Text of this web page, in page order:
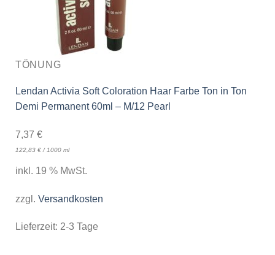
TÖNUNG
Lendan Activia Soft Coloration Haar Farbe Ton in Ton
Demi Permanent 60ml – M/12 Pearl
7,37 €
122,83 €/ 1000 ml
inkl. 19 % MwSt.
zzgl. Versandkosten
Lieferzeit: 2-3 Tage